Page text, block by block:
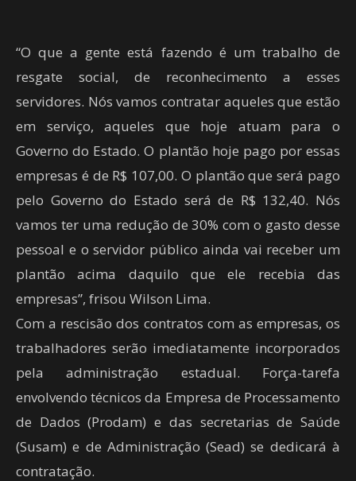
“O que a gente está fazendo é um trabalho de
resgate social, de reconhecimento a esses
servidores. Nós vamos contratar aqueles que estão
em serviço, aqueles que hoje atuam para o
Governo do Estado. O plantão hoje pago por essas
empresas é de R$ 107,00. O plantão que será pago
pelo Governo do Estado será de R$ 132,40. Nós
vamos ter uma redução de 30% com o gasto desse
pessoal e o servidor público ainda vai receber um
plantão acima daquilo que ele recebia das
empresas”, frisou Wilson Lima.
Com a rescisão dos contratos com as empresas, os
trabalhadores serão imediatamente incorporados
pela administração estadual. Força-tarefa
envolvendo técnicos da Empresa de Processamento
de Dados (Prodam) e das secretarias de Saúde
(Susam) e de Administração (Sead) se dedicará à
contratação.